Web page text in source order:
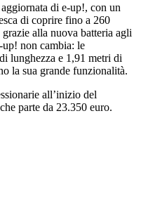
di e-up!, con un
di coprire fino a 260
alla nuova batteria agli
non cambia: le
lunghezza e 1,91 metri di
la sua grande funzionalità.
all’inizio del
parte da 23.350 euro.